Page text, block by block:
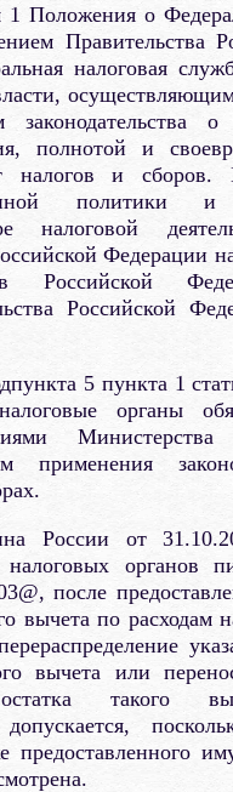
1 Положения о
Правительства
налоговая
законодательства
полнотой и
налогов и
политики и
налоговой
Федерации
Российской
Российской
5 пункта 1
органы
России от
налоговых
после
вычета по расходам
вычета или
такого
предоставленного